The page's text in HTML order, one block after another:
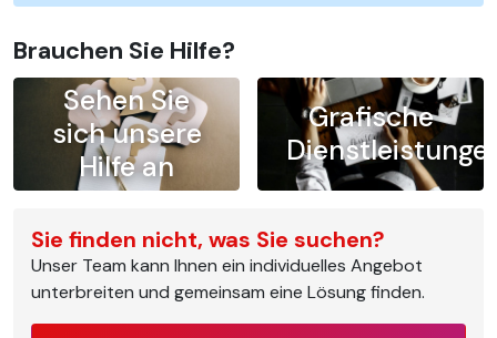
Brauchen Sie Hilfe?
Sehen Sie
sich unsere
Hilfe an
Grafische
Sie finden nicht, was Sie suchen?
Unser Team kann Ihnen ein individuelles Angebot
unterbreiten und gemeinsam eine Lösung finden.